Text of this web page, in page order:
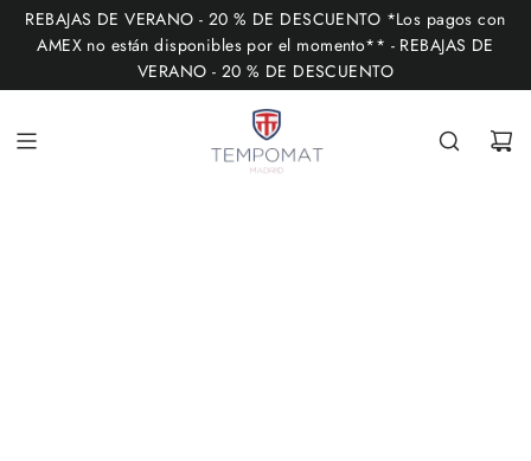
REBAJAS DE VERANO - 20 % DE DESCUENTO *Los pagos con
AMEX no están disponibles por el momento** - REBAJAS DE
VERANO - 20 % DE DESCUENTO